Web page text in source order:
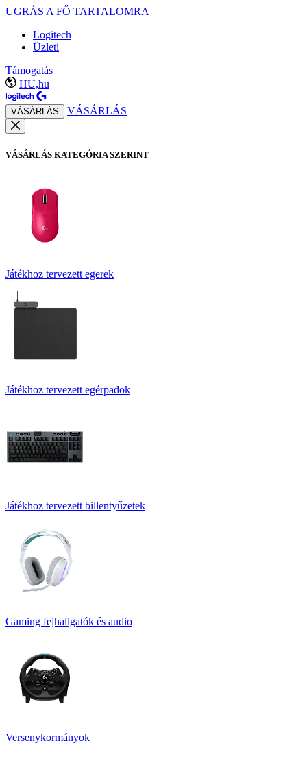
UGRÁS A FŐ TARTALOMRA
Logitech
Üzleti
Támogatás
HU,hu
VÁSÁRLÁS VÁSÁRLÁS
VÁSÁRLÁS KATEGÓRIA SZERINT
Játékhoz tervezett egerek
Játékhoz tervezett egérpadok
Játékhoz tervezett billentyűzetek
Gaming fejhallgatók és audio
Versenykormányok